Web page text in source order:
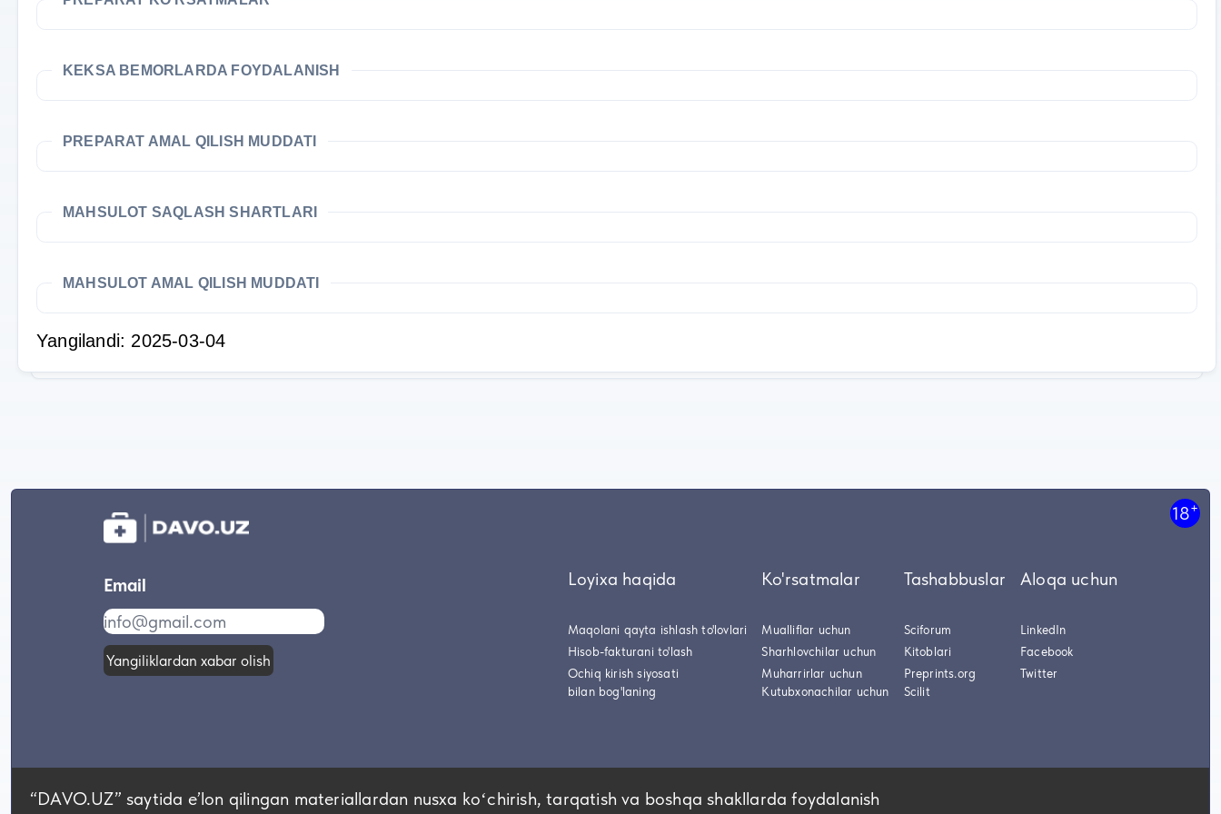
KEKSA BEMORLARDA FOYDALANISH
PREPARAT AMAL QILISH MUDDATI
MAHSULOT SAQLASH SHARTLARI
MAHSULOT AMAL QILISH MUDDATI
Yangilandi: 2025-03-04
18+
Email
Yangiliklardan xabar olish
Loyixa haqida
Maqolani qayta ishlash to'lovlari
Hisob-fakturani to'lash
Ochiq kirish siyosati
bilan bog'laning
Ko'rsatmalar
Mualliflar uchun
Sharhlovchilar uchun
Muharrirlar uchun
Kutubxonachilar uchun
Tashabbuslar
Sciforum
Kitoblari
Preprints.org
Scilit
Aloqa uchun
LinkedIn
Facebook
Twitter
“DAVO.UZ” saytida eʼlon qilingan materiallardan nusxa koʻchirish, tarqatish va boshqa shakllarda foydalanish